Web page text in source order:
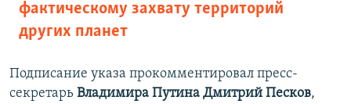
фактическому захвату территорий
других планет
Подписание указа прокомментировал пресс-
секретарь Владимира Путина Дмитрий Песков,